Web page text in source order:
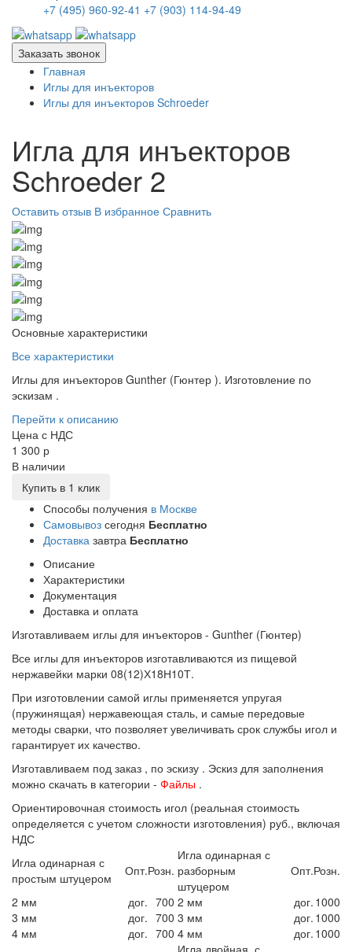
+7 (495) 960-92-41 +7 (903) 114-94-49
Заказать звонок
Главная
Иглы для инъекторов
Иглы для инъекторов Schroeder
Игла для инъекторов
Schroeder 2
Оставить отзыв В избранное Сравнить
Основные характеристики
Все характеристики
Иглы для инъекторов Gunther (Гюнтер ). Изготовление по
эскизам .
Перейти к описанию
Цена с НДС
1 300 р
В наличии
Купить в 1 клик
Способы получения в Москве
Самовывоз сегодня Бесплатно
Доставка завтра Бесплатно
Описание
Характеристики
Документация
Доставка и оплата
Изготавливаем иглы для инъекторов - Gunther (Гюнтер)
Все иглы для инъекторов изготавливаются из пищевой
нержавейки марки 08(12)Х18Н10Т.
При изготовлении самой иглы применяется упругая
(пружинящая) нержавеющая сталь, и самые передовые
методы сварки, что позволяет увеличивать срок службы игол и
гарантирует их качество.
Изготавливаем под заказ , по эскизу . Эскиз для заполнения
можно скачать в категории - Файлы .
Ориентировочная стоимость игол (реальная стоимость
определяется с учетом сложности изготовления) руб., включая
НДС
Игла одинарная с
простым штуцером
Опт.Розн.
Игла одинарная с
разборным
штуцером
Опт.Розн.
2 мм
дог. 700 2 мм дог. 1000
3 мм
дог. 700 3 мм дог. 1000
4 мм
дог. 700 4 мм дог. 1000